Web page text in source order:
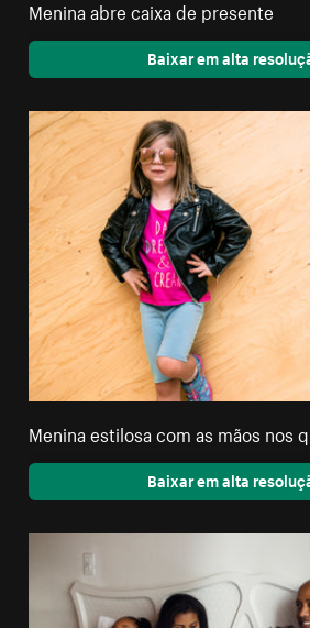
Menina abre caixa de presente
Baixar em alta
Menina estilosa com as mãos nos
Baixar em alta